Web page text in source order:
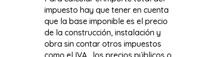
impuesto hay que tener en cuenta
que la base imponible es el precio
de la construcción, instalación y
obra sin contar otros impuestos
como el IVA, los precios públicos o